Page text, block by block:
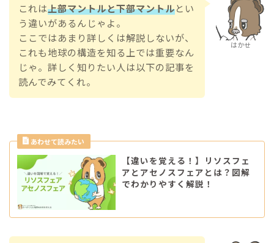
はかせ
これは上部マントルと下部マントルとい
う違いがあるんじゃよ。
ここではあまり詳しくは解説しないが、
これも地球の構造を知る上では重要なん
じゃ。詳しく知りたい人は以下の記事を
読んでみてくれ。
【違いを覚える！】リソスフェ
アとアセノスフェアとは？図解
でわかりやすく解説！